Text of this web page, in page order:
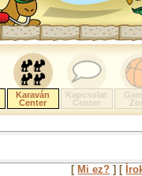
Karaván
Center
Kapcsolat
Center
[ Mi ez? ] [